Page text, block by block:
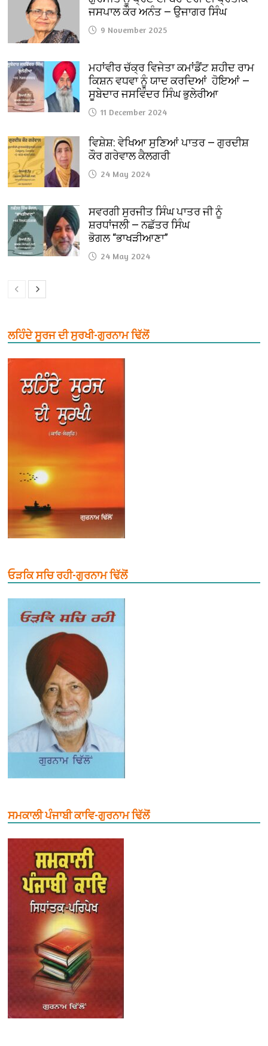
ਜਸਪਾਲ ਕੌਰ ਅਨੰਤ — ਉਜਾਗਰ ਸਿੰਘ
9 November 2025
ਮਹਾਂਵੀਰ ਚੱਕ੍ਰ ਵਿਜੇਤਾ ਕਮਾਂਡੈਂਟ ਸ਼ਹੀਦ ਰਾਮ
ਕਿਸ਼ਨ ਵਧਵਾ ਨੂੰ ਯਾਦ ਕਰਦਿਆਂ ਹੋਇਆਂ —
ਸੂਬੇਦਾਰ ਜਸਵਿੰਦਰ ਸਿੰਘ ਭੁਲੇਰੀਆ
11 December 2024
ਵਿਸ਼ੇਸ਼: ਵੇਖਿਆ ਸੁਣਿਆਂ ਪਾਤਰ — ਗੁਰਦੀਸ਼
ਕੌਰ ਗਰੇਵਾਲ ਕੈਲਗਰੀ
24 May 2024
ਸਵਰਗੀ ਸੁਰਜੀਤ ਸਿੰਘ ਪਾਤਰ ਜੀ ਨੂੰ
ਸ਼ਰਧਾਂਜਲੀ — ਨਛੱਤਰ ਸਿੰਘ
ਭੋਗਲ “ਭਾਖੜੀਆਣਾ”
24 May 2024
ਲਹਿੰਦੇ ਸੂਰਜ ਦੀ ਸੁਰਖੀ-ਗੁਰਨਾਮ ਢਿੱਲੋਂ
ਓੜਕਿ ਸਚਿ ਰਹੀ-ਗੁਰਨਾਮ ਢਿੱਲੋਂ
ਸਮਕਾਲੀ ਪੰਜਾਬੀ ਕਾਵਿ-ਗੁਰਨਾਮ ਢਿੱਲੋਂ